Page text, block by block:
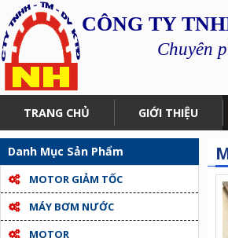
CÔNG TY
Chuyên
TRANG CHỦ GIỚI THIỆU
Danh Mục Sản Phẩm
MOTOR GIẢM TỐC
MÁY BƠM NƯỚC
MOTOR